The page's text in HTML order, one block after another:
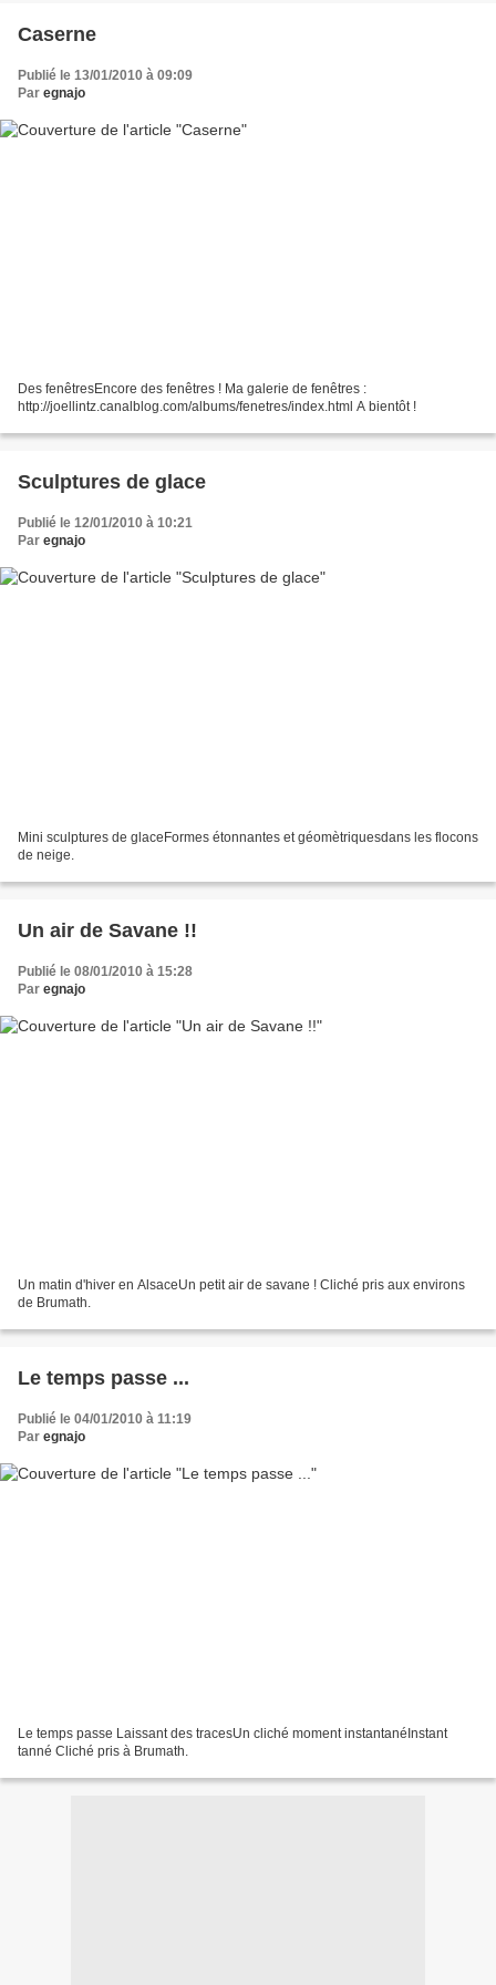
Caserne
Publié le 13/01/2010 à 09:09
Par egnajo
Des fenêtresEncore des fenêtres ! Ma galerie de fenêtres :
http://joellintz.canalblog.com/albums/fenetres/index.html A bientôt !
Sculptures de glace
Publié le 12/01/2010 à 10:21
Par egnajo
Mini sculptures de glaceFormes étonnantes et géomètriquesdans les flocons
de neige.
Un air de Savane !!
Publié le 08/01/2010 à 15:28
Par egnajo
Un matin d'hiver en AlsaceUn petit air de savane ! Cliché pris aux environs
de Brumath.
Le temps passe ...
Publié le 04/01/2010 à 11:19
Par egnajo
Le temps passe Laissant des tracesUn cliché moment instantanéInstant
tanné Cliché pris à Brumath.